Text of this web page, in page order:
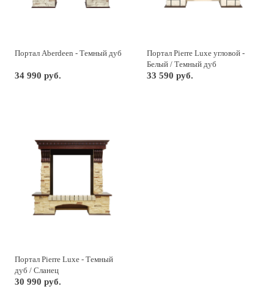
Портал Aberdeen - Темный дуб
34 990 руб.
Портал Pierre Luxe угловой -
Белый / Темный дуб
33 590 руб.
Портал Pierre Luxe - Темный
дуб / Сланец
30 990 руб.